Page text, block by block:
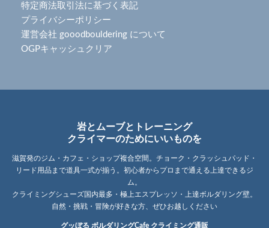
特定商法取引法に基づく表記
プライバシーポリシー
運営会社 gooodbouldering について
OGPキャッシュクリア
岩とムーブとトレーニング
クライマーのためにいいものを
滋賀発のジム・カフェ・ショップ複合空間。チョーク・クラッシュパッド・
リード用品まで道具一式が揃う。初心者からプロまで通える上達できるジ
ム。
クライミングシューズ国内最多・極上エスプレッソ・上達ボルダリング壁。
自然・挑戦・冒険が好きな方、ぜひお越しください
グッぼる ボルダリングCafe クライミング通販